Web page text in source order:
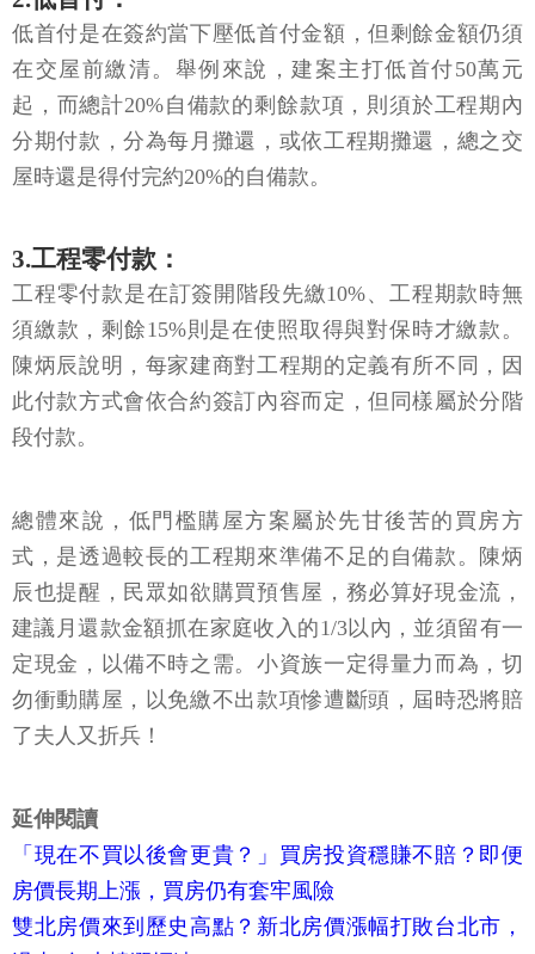
低首付是在簽約當下壓低首付金額，但剩餘金額仍須
在交屋前繳清。舉例來說，建案主打低首付50萬元
起，而總計20%自備款的剩餘款項，則須於工程期內
分期付款，分為每月攤還，或依工程期攤還，總之交
屋時還是得付完約20%的自備款。
3.工程零付款：
工程零付款是在訂簽開階段先繳10%、工程期款時無
須繳款，剩餘15%則是在使照取得與對保時才繳款。
陳炳辰說明，每家建商對工程期的定義有所不同，因
此付款方式會依合約簽訂內容而定，但同樣屬於分階
段付款。
總體來說，低門檻購屋方案屬於先甘後苦的買房方
式，是透過較長的工程期來準備不足的自備款。陳炳
辰也提醒，民眾如欲購買預售屋，務必算好現金流，
建議月還款金額抓在家庭收入的1/3以內，並須留有一
定現金，以備不時之需。小資族一定得量力而為，切
勿衝動購屋，以免繳不出款項慘遭斷頭，屆時恐將賠
了夫人又折兵！
延伸閱讀
「現在不買以後會更貴？」買房投資穩賺不賠？即便
房價長期上漲，買房仍有套牢風險
雙北房價來到歷史高點？新北房價漲幅打敗台北市，